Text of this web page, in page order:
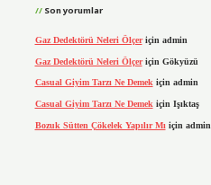
Son yorumlar
Gaz Dedektörü Neleri Ölçeriçin admin
Gaz Dedektörü Neleri Ölçeriçin Gökyüzü
Casual Giyim Tarzı Ne Demekiçin admin
Casual Giyim Tarzı Ne Demek için Işıktaş
Bozuk Sütten Çökelek Yapılır Mı için admin